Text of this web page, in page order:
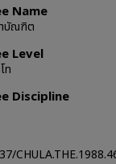
Name
บัณฑิต
Level
ท
Discipline